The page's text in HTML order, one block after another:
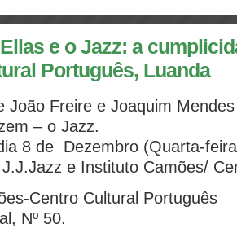
e o Jazz: a
Português, Luanda
João Freire e Joaquim
– o Jazz.
8 de Dezembro (Quarta-
e Instituto Camões/
Centro Cultural Português
Nº 50.